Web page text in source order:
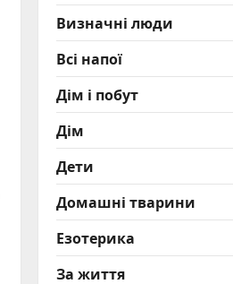
Визначні люди
Всі напої
Дім і побут
Дім
Дети
Домашні тварини
Езотерика
За життя